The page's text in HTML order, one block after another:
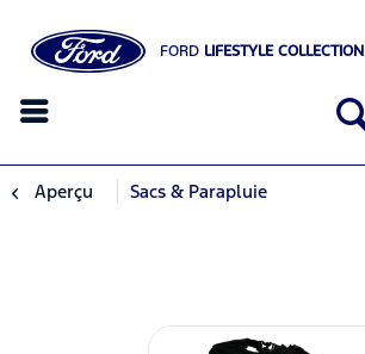
FORD LIFESTYLE COLLECTION
Aperçu Sacs & Parapluie